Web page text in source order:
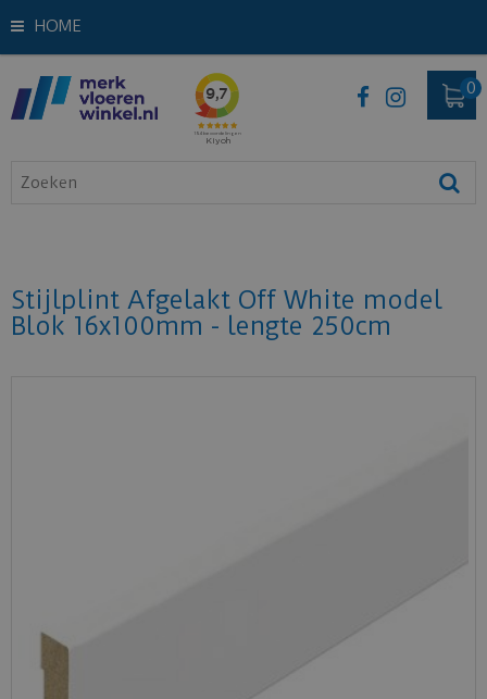
HOME
Stijlplint Afgelakt Off White model
Blok 16x100mm - lengte 250cm